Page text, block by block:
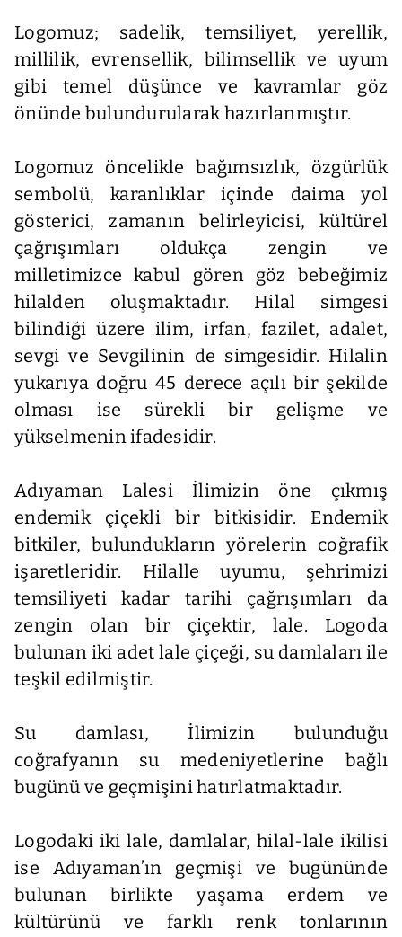
Logomuz; sadelik, temsiliyet, yerellik,
millilik, evrensellik, bilimsellik ve uyum
gibi temel düşünce ve kavramlar göz
önünde bulundurularak hazırlanmıştır.
Logomuz öncelikle bağımsızlık, özgürlük
sembolü, karanlıklar içinde daima yol
gösterici, zamanın belirleyicisi, kültürel
çağrışımları oldukça zengin ve
milletimizce kabul gören göz bebeğimiz
hilalden oluşmaktadır. Hilal simgesi
bilindiği üzere ilim, irfan, fazilet, adalet,
sevgi ve Sevgilinin de simgesidir. Hilalin
yukarıya doğru 45 derece açılı bir şekilde
olması ise sürekli bir gelişme ve
yükselmenin ifadesidir.
Adıyaman Lalesi İlimizin öne çıkmış
endemik çiçekli bir bitkisidir. Endemik
bitkiler, bulundukların yörelerin coğrafik
işaretleridir. Hilalle uyumu, şehrimizi
temsiliyeti kadar tarihi çağrışımları da
zengin olan bir çiçektir, lale. Logoda
bulunan iki adet lale çiçeği, su damlaları ile
teşkil edilmiştir.
Su damlası, İlimizin bulunduğu
coğrafyanın su medeniyetlerine bağlı
bugünü ve geçmişini hatırlatmaktadır.
Logodaki iki lale, damlalar, hilal-lale ikilisi
ise Adıyaman’ın geçmişi ve bugününde
bulunan birlikte yaşama erdem ve
kültürünü ve farklı renk tonlarının